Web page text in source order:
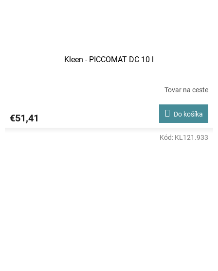
Kleen - PICCOMAT DC 10 l
Tovar na ceste
€51,41 Do košíka
Kód: KL121.933